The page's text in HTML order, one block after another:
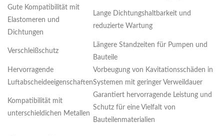
Gute Kompatibilität mit
Elastomeren und
Dichtungen
Lange Dichtungshaltbarkeit und
reduzierte Wartung
Verschleißschutz
Längere Standzeiten für Pumpen und
Bauteile
Hervorragende
Luftabscheideeigenschaften
Vorbeugung von Kavitationsschäden in
Systemen mit geringer Verweildauer
Kompatibilität mit
unterschieldichen Metallen
Garantiert hervorragende Leistung und
Schutz für eine Vielfalt von
Bauteilenmaterialien